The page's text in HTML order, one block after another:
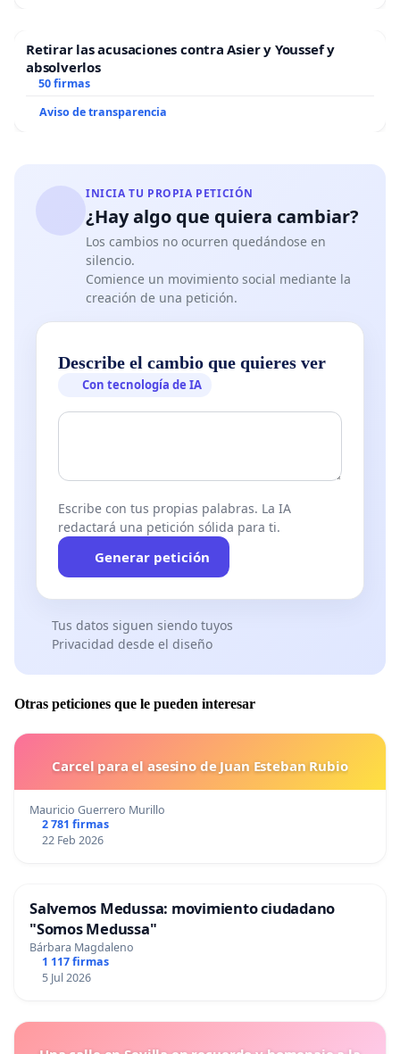
Retirar las acusaciones contra Asier y Youssef y
absolverlos
50 firmas
Aviso de transparencia
INICIA TU PROPIA PETICIÓN
¿Hay algo que quiera cambiar?
Los cambios no ocurren quedándose en
silencio.
Comience un movimiento social mediante la
creación de una petición.
Describe el cambio que quieres ver
Con tecnología de IA
Escribe con tus propias palabras. La IA
redactará una petición sólida para ti.
Generar petición
Tus datos siguen siendo tuyos
Privacidad desde el diseño
Otras peticiones que le pueden interesar
Carcel para el asesino de Juan Esteban Rubio
Mauricio Guerrero Murillo
2 781 firmas
22 Feb 2026
Salvemos Medussa: movimiento ciudadano
"Somos Medussa"
Bárbara Magdaleno
1 117 firmas
5 Jul 2026